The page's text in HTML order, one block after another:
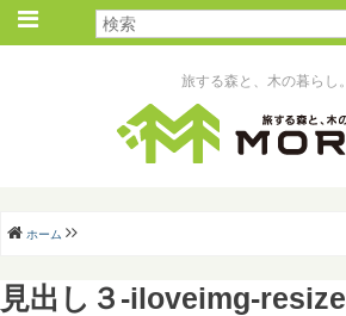
旅する森と、木の暮らし。
ホーム
見出し３-iloveimg-